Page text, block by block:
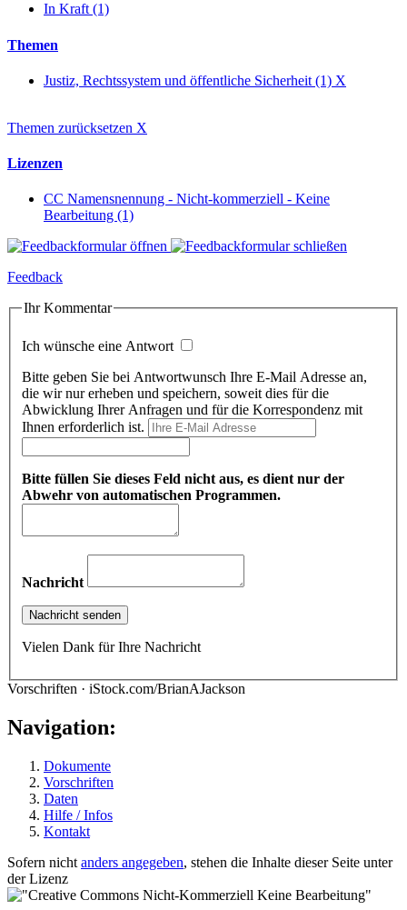
In Kraft (1)
Themen
Justiz, Rechtssystem und öffentliche Sicherheit (1) X
Themen zurücksetzen X
Lizenzen
CC Namensnennung - Nicht-kommerziell - Keine
Bearbeitung (1)
Feedback
Ihr Kommentar
Ich wünsche eine Antwort
Bitte geben Sie bei Antwortwunsch Ihre E-Mail Adresse an,
die wir nur erheben und speichern, soweit dies für die
Abwicklung Ihrer Anfragen und für die Korrespondenz mit
Ihnen erforderlich ist.
Bitte füllen Sie dieses Feld nicht aus, es dient nur der
Abwehr von automatischen Programmen.
Nachricht
Vielen Dank für Ihre Nachricht
Vorschriften · iStock.com/BrianAJackson
Navigation:
Dokumente
Vorschriften
Daten
Hilfe / Infos
Kontakt
Sofern nicht anders angegeben, stehen die Inhalte dieser Seite unter
der Lizenz